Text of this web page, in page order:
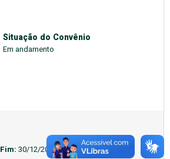
Situação do Convênio
Em andamento
Fim: 30/12/2023